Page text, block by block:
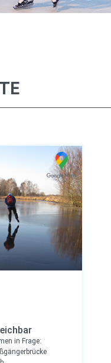
in Frage: